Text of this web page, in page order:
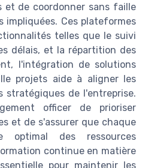
et de coordonner sans faille
impliquées. Ces plateformes
telles que le suivi
délais, et la répartition des
l'intégration de solutions
projets aide à aligner les
stratégiques de l'entreprise.
officer de prioriser
et de s'assurer que chaque
des ressources
continue en matière
pour maintenir les